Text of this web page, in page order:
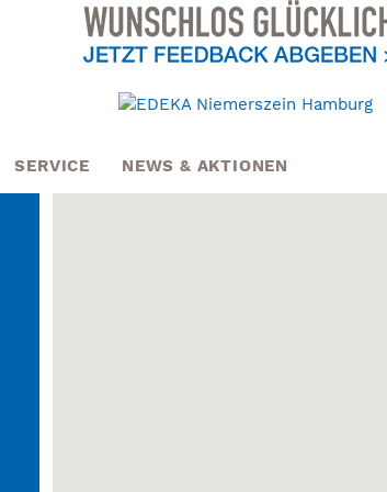
SERVICE NEWS & AKTIONEN